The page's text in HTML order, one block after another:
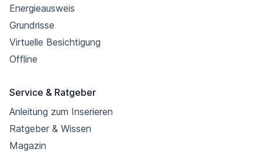
Energieausweis
Grundrisse
Virtuelle Besichtigung
Offline
Service & Ratgeber
Anleitung zum Inserieren
Ratgeber & Wissen
Magazin